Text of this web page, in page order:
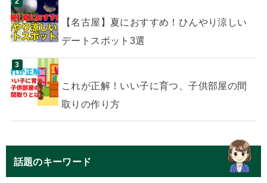
【名古屋】夏におすすめ！ひんやり涼しい
デートスポット3選
これが正解！いい子に育つ、子供部屋の間
取りの作り方
話題のキーワード